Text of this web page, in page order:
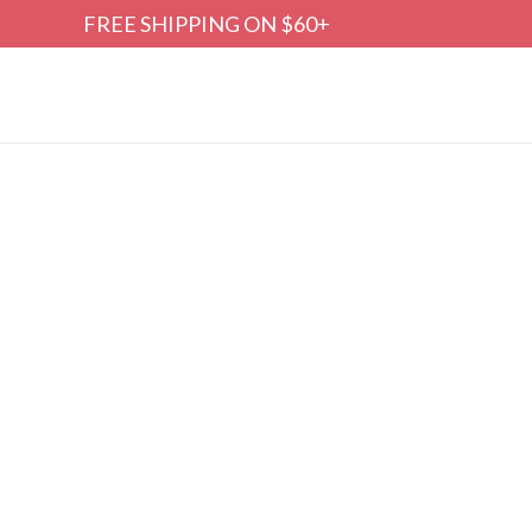
FREE SHIPPING ON $60+